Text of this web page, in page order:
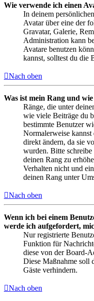
Wie verwende ich einen
In deinem
Avatar über eine der
Gravatar, Galerie,
Administration kann
Avatare benutzen
kannst, solltest du die
Nach oben
Was ist mein Rang und
Ränge, die unter
wie viele Beiträge du
bestimmte Benutzer
Normalerweise kannst
direkt ändern, da sie
wurden. Bitte
deinen Rang zu
Verhalten nicht und
deinen Rang unter
Nach oben
Wenn ich bei einem
werde ich aufgefordert,
Nur registrierte
Funktion für
diese von der Board-
Diese Maßnahme soll
Gäste verhindern.
Nach oben